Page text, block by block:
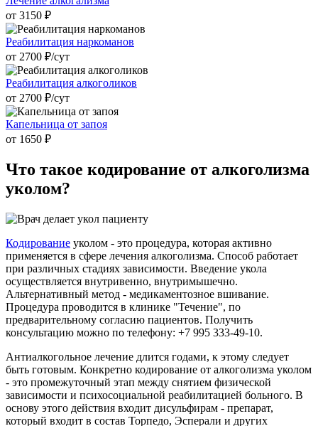
от 3150 ₽
Реабилитация наркоманов
от 2700 ₽/cут
Реабилитация алкоголиков
от 2700 ₽/cут
Капельница от запоя
от 1650 ₽
Что такое кодирование от алкоголизма
уколом?
Кодирование уколом - это процедура, которая активно
применяется в сфере лечения алкоголизма. Способ работает
при различных стадиях зависимости. Введение укола
осуществляется внутривенно, внутримышечно.
Альтернативный метод - медикаментозное вшивание.
Процедура проводится в клинике "Течение", по
предварительному согласию пациентов. Получить
консультацию можно по телефону: +7 995 333-49-10.
Антиалкогольное лечение длится годами, к этому следует
быть готовым. Конкретно кодирование от алкоголизма уколом
- это промежуточный этап между снятием физической
зависимости и психосоциальной реабилитацией больного. В
основу этого действия входит дисульфирам - препарат,
который входит в состав Торпедо, Эсперали и других